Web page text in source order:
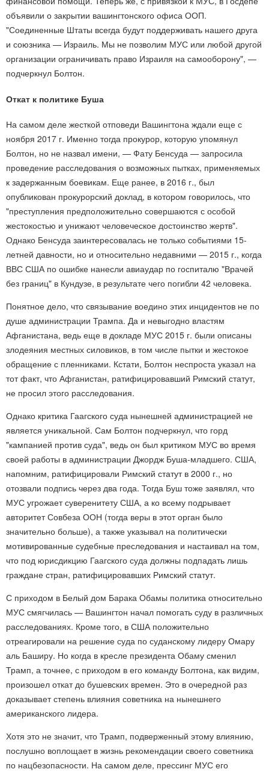
объявили о закрытии вашингтонского офиса ООП.
"Соединенные Штаты всегда будут поддерживать нашего друга
и союзника — Израиль. Мы не позволим МУС или любой другой
организации ограничивать право Израиля на самооборону", —
подчеркнул Болтон.
Откат к политике Буша
На самом деле жесткой отповеди Вашингтона ждали еще с
ноября 2017 г. Именно тогда прокурор, которую упомянул
Болтон, но не назвал имени, — Фату Бенсуда — запросила
проведение расследования о возможных пытках, применяемых
к задержанным боевикам. Еще ранее, в 2016 г., был
опубликован прокурорский доклад, в котором говорилось, что
"преступления предположительно совершаются с особой
жестокостью и унижают человеческое достоинство жертв".
Однако Бенсуда заинтересовалась не только событиями 15-
летней давности, но и относительно недавними — 2015 г., когда
ВВС США по ошибке нанесли авиаудар по госпиталю "Врачей
без границ" в Кундузе, в результате чего погибли 42 человека.
Понятное дело, что связывание воедино этих инцидентов не по
душе администрации Трампа. Да и невыгодно властям
Афганистана, ведь еще в докладе МУС 2015 г. были описаны
злодеяния местных силовиков, в том числе пытки и жестокое
обращение с пленниками. Кстати, Болтон неспроста указал на
тот факт, что Афганистан, ратифицировавший Римский статут,
не просил этого расследования.
Однако критика Гаагского суда нынешней администрацией не
является уникальной. Сам Болтон подчеркнул, что горд
"кампанией против суда", ведь он был критиком МУС во время
своей работы в администрации Джордж Буша-младшего. США,
напомним, ратифицировали Римский статут в 2000 г., но
отозвали подпись через два года. Тогда Буш тоже заявлял, что
МУС угрожает суверенитету США, а ко всему подрывает
авторитет Совбеза ООН (тогда веры в этот орган было
значительно больше), а также указывал на политически
мотивированные судебные преследования и настаивал на том,
что под юрисдикцию Гаагского суда должны подпадать лишь
граждане стран, ратифицировавших Римский статут.
С приходом в Белый дом Барака Обамы политика относительно
МУС смягчилась — Вашингтон начал помогать суду в различных
расследованиях. Кроме того, в США положительно
отреагировали на решение суда по суданскому лидеру Омару
аль Баширу. Но когда в кресле президента Обаму сменил
Трамп, а точнее, с приходом в его команду Болтона, как видим,
произошел откат до бушевских времен. Это в очередной раз
доказывает степень влияния советника на нынешнего
американского лидера.
Хотя это не значит, что Трамп, подверженный этому влиянию,
послушно воплощает в жизнь рекомендации своего советника
по нацбезопасности. На самом деле, прессинг МУС его